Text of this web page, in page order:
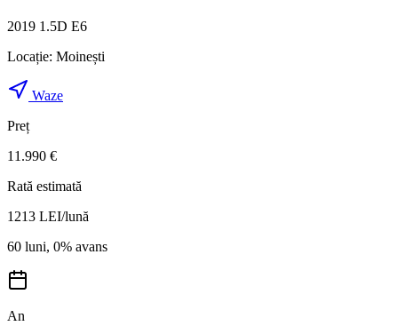
2019 1.5D E6
Locație: Moinești
Waze
Preț
11.990 €
Rată estimată
1213 LEI/lună
60 luni, 0% avans
An